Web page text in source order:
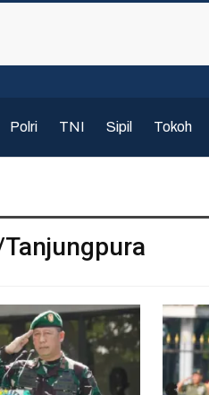
Polri TNI Sipil Tokoh